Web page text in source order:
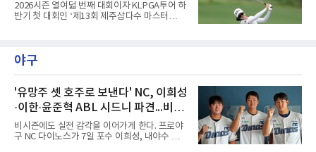
2026시즌 열여덟 번째 대회이자 KLPGA투어 하
반기 첫 대회인 ‘제13회 제주삼다수 마스터
2라운드 경기가 펼쳐지고 있다.전우리(휴온스)
가 12번 홀에서 경기하고 있다.
야구
'유망주 셋 호주로 보낸다' NC, 이희성
·이한·윤준혁 ABL 시드니 파견...비시
즌 실전 경험
비시즌에도 실전 감각을 이어가게 한다. 프로야
구 NC 다이노스가 7일 포수 이희성, 내야수 이